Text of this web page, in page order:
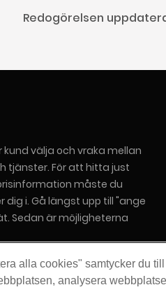
Redogörelsen
kund välja och vraka mellan
tjänster. För att hitta just
måste du
i. Gå längst upp till "ange
Sedan är möjligheterna
alla cookies" samtycker du
analysera